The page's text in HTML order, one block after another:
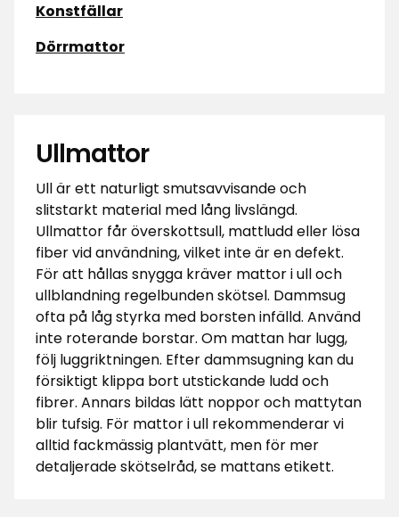
Konstfällar
Dörrmattor
Ullmattor
Ull är ett naturligt smutsavvisande och
slitstarkt material med lång livslängd.
Ullmattor får överskottsull, mattludd eller lösa
fiber vid användning, vilket inte är en defekt.
För att hållas snygga kräver mattor i ull och
ullblandning regelbunden skötsel. Dammsug
ofta på låg styrka med borsten infälld. Använd
inte roterande borstar. Om mattan har lugg,
följ luggriktningen. Efter dammsugning kan du
försiktigt klippa bort utstickande ludd och
fibrer. Annars bildas lätt noppor och mattytan
blir tufsig. För mattor i ull rekommenderar vi
alltid fackmässig plantvätt, men för mer
detaljerade skötselråd, se mattans etikett.